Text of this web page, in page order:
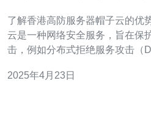
了解香港高防服务器帽子云的优势及用途 高防
云是一种网络安全服务，旨在保
击，例如分布式拒绝服务攻击（
络由多个全球分布的高防服务器节点组成。
2025年4月23日